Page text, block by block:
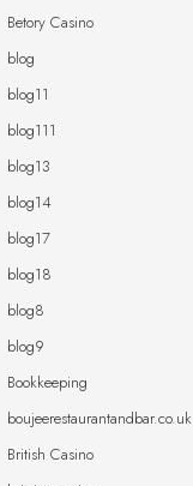
Betory Casino
blog
blog11
blog111
blog13
blog14
blog17
blog18
blog8
blog9
Bookkeeping
boujeerestaurantandbar.co.uk
British Casino